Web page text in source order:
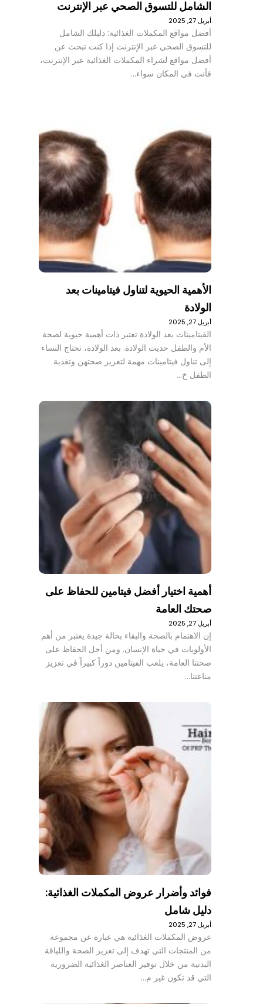
الشامل للتسوق الصحي عبر الإنترنت
أبريل 27, 2025
أفضل مواقع المكملات الغذائية: دليلك الشامل
للتسوق الصحي عبر الإنترنت إذا كنت تبحث عن
أفضل مواقع لشراء المكملات الغذائية عبر الإنترنت،
فأنت في المكان سواء…
الأهمية الحيوية لتناول فيتامينات بعد
الولادة
أبريل 27, 2025
الفيتامينات بعد الولادة تعتبر ذات أهمية حيوية لصحة
الأم والطفل حديث الولادة. بعد الولادة، تحتاج النساء
إلى تناول فيتامينات مهمة لتعزيز صحتهن وتغذية
الطفل خ…
أهمية اختيار أفضل فيتامين للحفاظ على
صحتك العامة
أبريل 27, 2025
إن الاهتمام بالصحة والبقاء بحالة جيدة يعتبر من أهم
الأولويات في حياة الإنسان. ومن أجل الحفاظ على
صحتنا العامة، يلعب الفيتامين دوراً كبيراً في تعزيز
مناعتنا…
فوائد وأضرار عروض المكملات الغذائية:
دليل شامل
أبريل 27, 2025
عروض المكملات الغذائية هي عبارة عن مجموعة
من المنتجات التي تهدف إلى تعزيز الصحة واللياقة
البدنية من خلال توفير العناصر الغذائية الضرورية
التي قد تكون غير م…